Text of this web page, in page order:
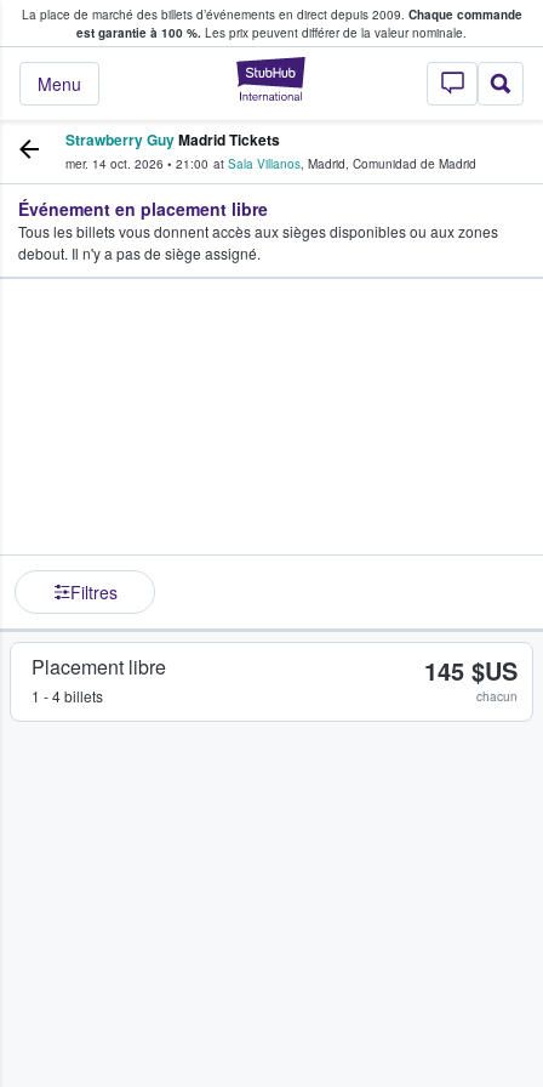
La place de marché des billets d’événements en direct depuis 2009. Chaque commande
est garantie à 100 %. Les prix peuvent différer de la valeur nominale.
StubHub - Où
Menu
fans achètent et vendent des billets
Strawberry GuyMadrid Tickets
mer. 14 oct. 2026 • 21:00 at Sala Villanos, Madrid, Comunidad de Madrid
Événement en placement libre
Tous les billets vous donnent accès aux sièges disponibles ou aux zones
debout. Il n'y a pas de siège assigné.
Filtres
Placement libre
1 - 4 billets
145 $US
chacun